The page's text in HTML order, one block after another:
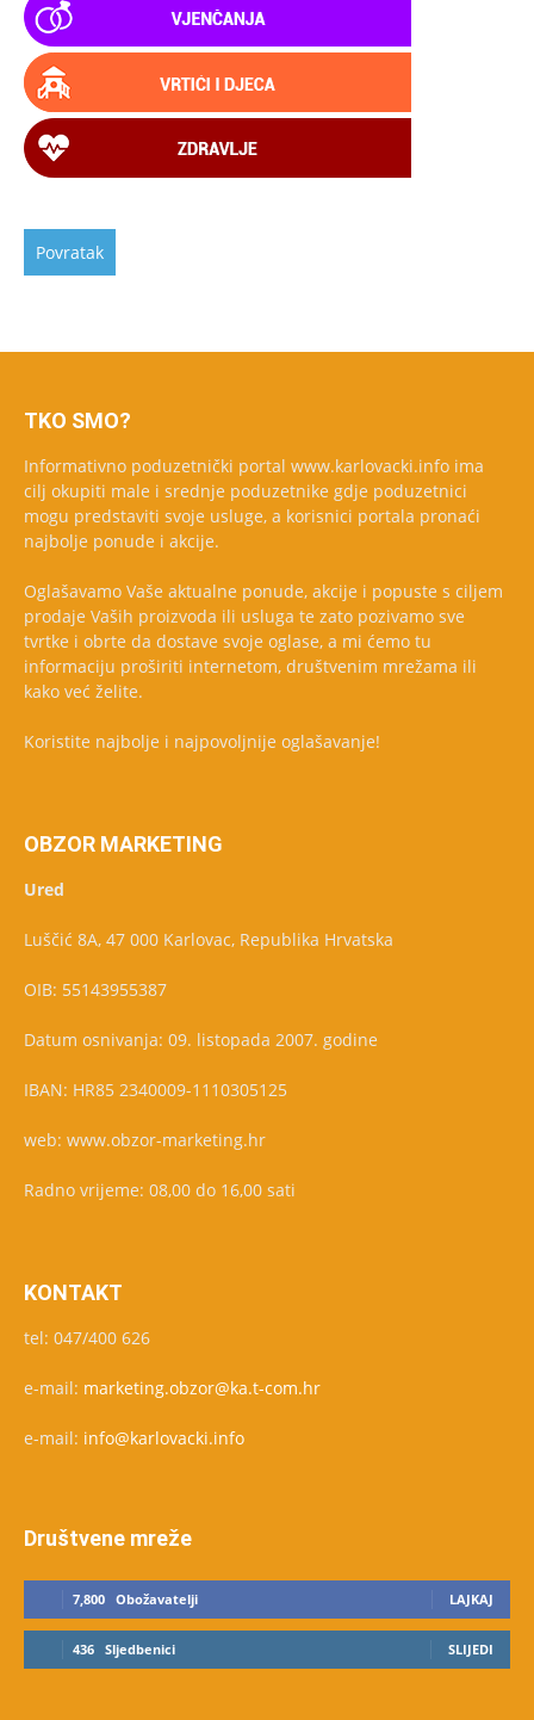
TKO SMO?
Informativno poduzetnički portal www.karlovacki.info ima
cilj okupiti male i srednje poduzetnike gdje poduzetnici
mogu predstaviti svoje usluge, a korisnici portala pronaći
najbolje ponude i akcije.
Oglašavamo Vaše aktualne ponude, akcije i popuste s ciljem
prodaje Vaših proizvoda ili usluga te zato pozivamo sve
tvrtke i obrte da dostave svoje oglase, a mi ćemo tu
informaciju proširiti internetom, društvenim mrežama ili
kako već želite.
Koristite najbolje i najpovoljnije oglašavanje!
OBZOR MARKETING
Ured
Luščić 8A, 47 000 Karlovac, Republika Hrvatska
OIB: 55143955387
Datum osnivanja: 09. listopada 2007. godine
IBAN: HR85 2340009-1110305125
web: www.obzor-marketing.hr
Radno vrijeme: 08,00 do 16,00 sati
KONTAKT
tel: 047/400 626
e-mail: marketing.obzor@ka.t-com.hr
e-mail: info@karlovacki.info
Društvene mreže
7,800 Obožavatelji LAJKAJ
436 Sljedbenici SLIJEDI